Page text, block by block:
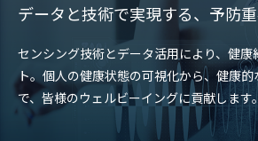
データと技術で実現する、予防
センシング技術とデータ活用により、健康
ト。個人の健康状態の可視化から、健康的
で、皆様のウェルビーイングに貢献します。